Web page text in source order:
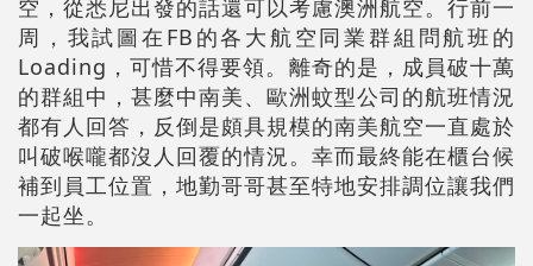
空，從悉尼出發的話還可以考慮澳洲航空。行前一
周，我試圖在FB的各大航空同業群組問航班的
Loading，可惜不得要領。離奇的是，成員破十萬
的群組中，甚麼中南美、歐洲蚊型公司的航班情況
都有人回答，反倒是頗具規模的南美航空一直處於
叫破喉嚨都沒人回覆的情況。幸而最終能在櫃台候
補到員工位置，地勤哥哥甚至特地安排調位讓我們
一起坐。